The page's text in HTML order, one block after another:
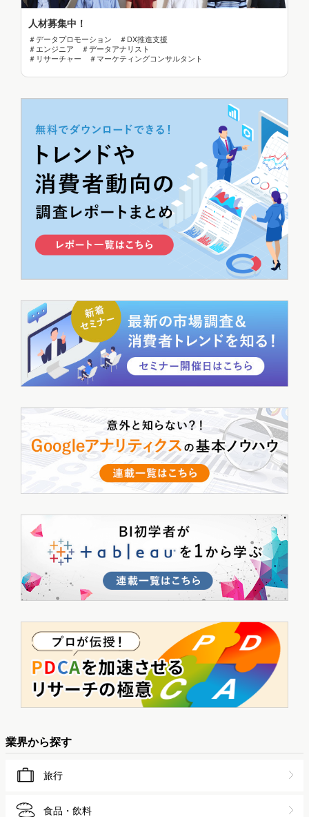
人材募集中！
＃データプロモーション ＃DX推進支援
＃エンジニア ＃データアナリスト
＃リサーチャー ＃マーケティングコンサルタント
業界から探す
旅行
食品・飲料